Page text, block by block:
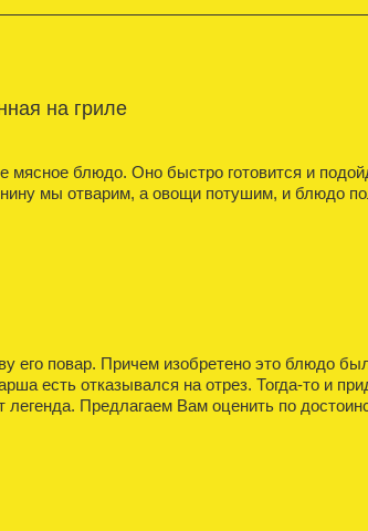
на гриле
мясное блюдо. Оно быстро готовится и
мы отварим, а овощи потушим, и блюдо
его повар. Причем изобретено это блюдо
есть отказывался на отрез. Тогда-то и
легенда. Предлагаем Вам оценить по